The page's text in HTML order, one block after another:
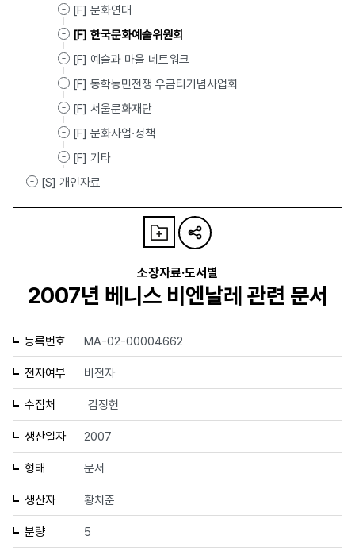
[F] 문화연대
[F] 한국문화예술위원회
[F] 예술과 마을 네트워크
[F] 동학농민전쟁 우금티기념사업회
[F] 서울문화재단
[F] 문화사업·정책
[F] 기타
[S] 개인자료
소장자료·도서별
2007년 베니스 비엔날레 관련 문서
등록번호 MA-02-00004662
전자여부 비전자
수집처 김정헌
생산일자 2007
형태 문서
생산자 황치준
분량 5